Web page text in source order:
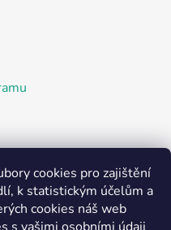
cookies pro zajištění
k statistickým účelům a
cookies náš web